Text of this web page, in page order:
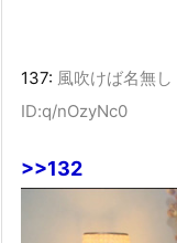
137: 風吹けば名無し
ID:q/nOzyNc0
>>132